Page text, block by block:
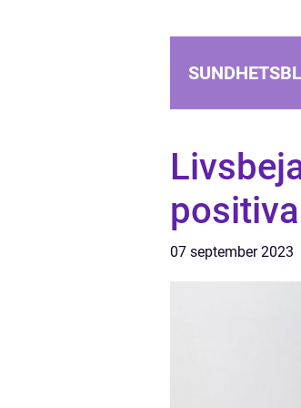
07 september 2023